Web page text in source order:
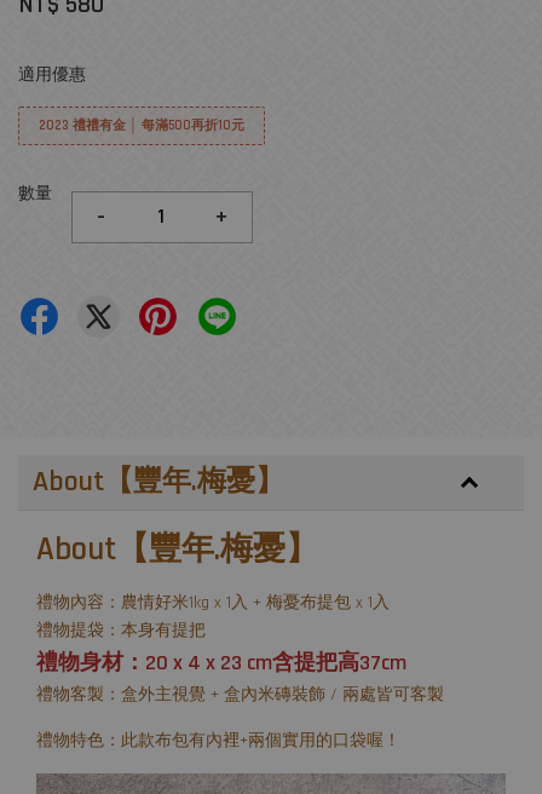
適用優惠
2023 禮禮有金 │ 每滿500再折10元
數量
- +
About【豐年.梅憂】
About【豐年.梅憂】
禮物內容：農情好米1kg x 1入 + 梅憂布提包 x 1入
禮物提袋：本身有提把
禮物身材：20 x 4 x 23 cm含提把高37cm
禮物客製：盒外主視覺 + 盒內米磚裝飾 / 兩處皆可客製
禮物特色：此款布包有內裡+兩個實用的口袋喔！